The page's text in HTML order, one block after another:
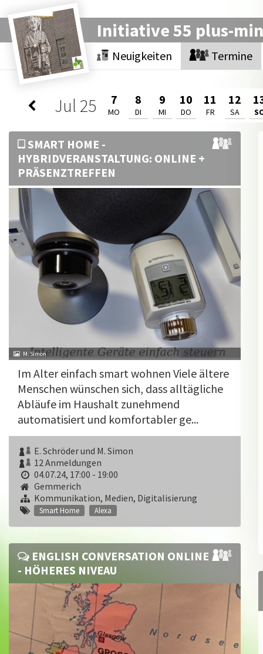
Initiative 55 plus-
Neuigkeiten Termine
Jul 25 7
MO
8
DI
9
MI
10
DO
11
FR
12
SA
SMART HOME -
HYBRIDVERANSTALTUNG: ONLINE +
PRÄSENZTREFFEN
M. Simon
Im Alter einfach smart wohnen Viele ältere
Menschen wünschen sich, dass alltägliche
Abläufe im Haushalt zunehmend
automatisiert und komfortabler ge...
E. Schröder und M. Simon
12 Anmeldungen
04.07.24, 17:00 - 19:00
Gemmerich
Kommunikation, Medien, Digitalisierung
Smart Home Alexa
ENGLISH CONVERSATION ONLINE
- HÖHERES NIVEAU